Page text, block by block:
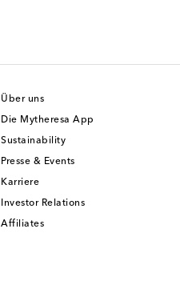
Über uns
Die Mytheresa App
Sustainability
Presse & Events
Karriere
Investor Relations
Affiliates